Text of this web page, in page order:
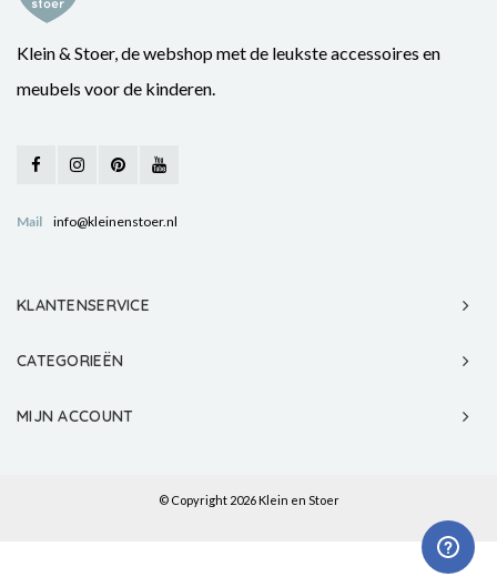
Klein & Stoer, de webshop met de leukste accessoires en
meubels voor de kinderen.
Mail info@kleinenstoer.nl
KLANTENSERVICE
CATEGORIEËN
MIJN ACCOUNT
© Copyright 2026 Klein en Stoer